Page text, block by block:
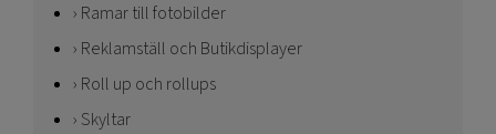
Ramar till fotobilder
Reklamställ och Butikdisplayer
Roll up och rollups
Skyltar